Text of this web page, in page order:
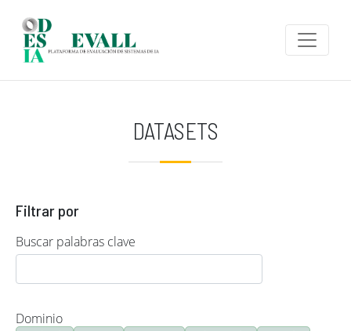
DATASETS
Filtrar por
Buscar palabras clave
Dominio